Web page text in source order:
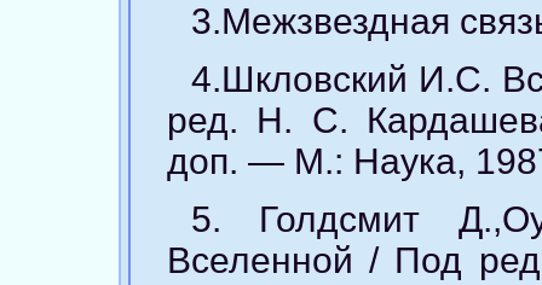
3.Межзвездная
4.Шкловский И.С.
ред. Н. С.
доп. — М.: Наука,
5. Голдсмит
Вселенной / Под